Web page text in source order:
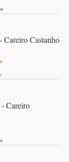
Careiro Castanho
Careiro